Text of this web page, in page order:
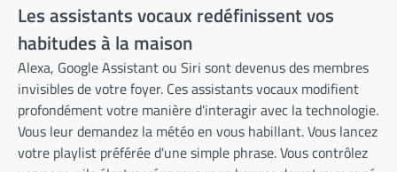
Les assistants vocaux redéfinissent vos
habitudes à la maison
Alexa, Google Assistant ou Siri sont devenus des membres
invisibles de votre foyer. Ces assistants vocaux modifient
profondément votre manière d'interagir avec la technologie.
Vous leur demandez la météo en vous habillant. Vous lancez
votre playlist préférée d'une simple phrase. Vous contrôlez